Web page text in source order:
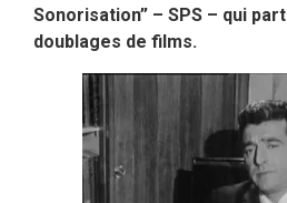
Sonorisation” – SPS – qui
doublages de films.